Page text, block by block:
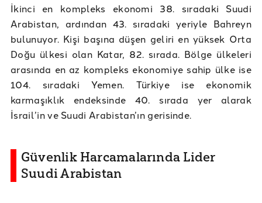
İkinci en kompleks ekonomi 38. sıradaki Suudi
Arabistan, ardından 43. sıradaki yeriyle Bahreyn
bulunuyor. Kişi başına düşen geliri en yüksek Orta
Doğu ülkesi olan Katar, 82. sırada. Bölge ülkeleri
arasında en az kompleks ekonomiye sahip ülke ise
104. sıradaki Yemen. Türkiye ise ekonomik
karmaşıklık endeksinde 40. sırada yer alarak
İsrail’in ve Suudi Arabistan’ın gerisinde.
Güvenlik Harcamalarında Lider
Suudi Arabistan